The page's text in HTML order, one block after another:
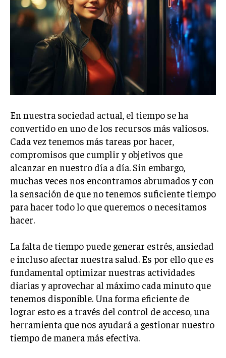
En nuestra sociedad actual, el tiempo se ha
convertido en uno de los recursos más valiosos.
Cada vez tenemos más tareas por hacer,
compromisos que cumplir y objetivos que
alcanzar en nuestro día a día. Sin embargo,
muchas veces nos encontramos abrumados y con
la sensación de que no tenemos suficiente tiempo
para hacer todo lo que queremos o necesitamos
hacer.
La falta de tiempo puede generar estrés, ansiedad
e incluso afectar nuestra salud. Es por ello que es
fundamental optimizar nuestras actividades
diarias y aprovechar al máximo cada minuto que
tenemos disponible. Una forma eficiente de
lograr esto es a través del control de acceso, una
herramienta que nos ayudará a gestionar nuestro
tiempo de manera más efectiva.